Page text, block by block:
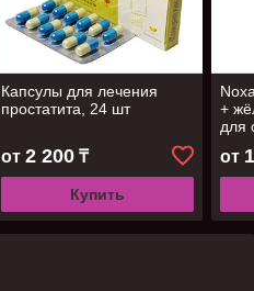
Капсулы для лечения
простатита, 24 шт
от 2 200₸
Купить
+
для
от